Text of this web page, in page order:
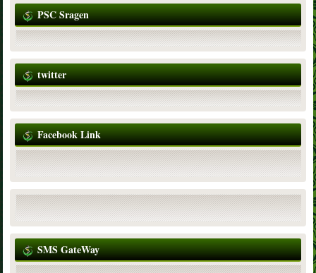
PSC Sragen
twitter
Facebook Link
SMS GateWay